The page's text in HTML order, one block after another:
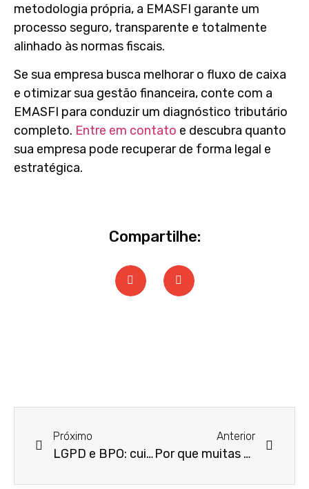
metodologia própria, a EMASFI garante um
processo seguro, transparente e totalmente
alinhado às normas fiscais.
Se sua empresa busca melhorar o fluxo de caixa
e otimizar sua gestão financeira, conte com a
EMASFI para conduzir um diagnóstico tributário
completo. Entre em contato e descubra quanto
sua empresa pode recuperar de forma legal e
estratégica.
Compartilhe:
Próximo
LGPD e BPO: cuidados com dados financeiros sensíveis
Anterior
Por que muitas empresas desconhecem seus direitos de recuperação tributária?